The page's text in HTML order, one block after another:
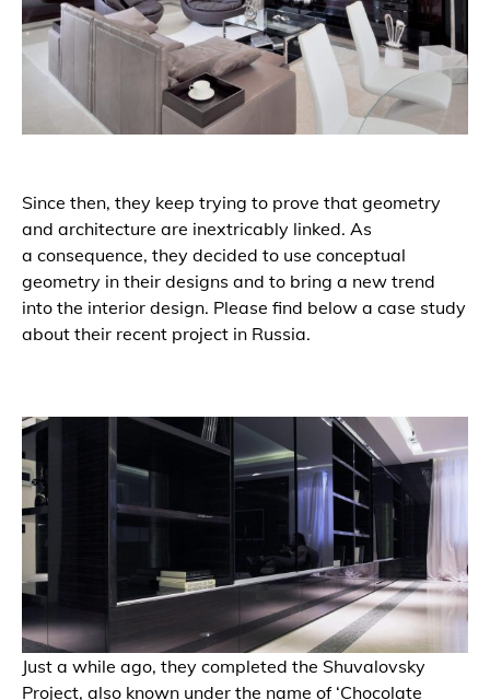
Since then, they keep trying to prove that geometry
and architecture are inextricably linked. As
a consequence, they decided to use conceptual
geometry in their designs and to bring a new trend
into the interior design. Please find below a case study
about their recent project in Russia.
Just a while ago, they completed the Shuvalovsky
Project, also known under the name of ‘Chocolate